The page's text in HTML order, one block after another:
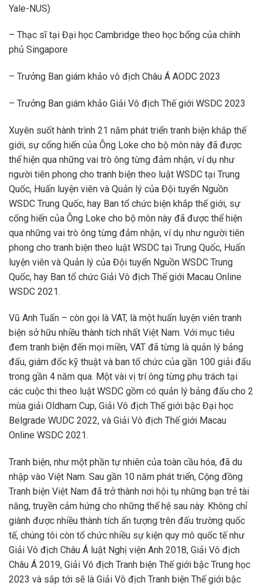
Yale-NUS)
– Thạc sĩ tại Đại học Cambridge theo học bổng của chính
phủ Singapore
– Trưởng Ban giám khảo vô địch Châu Á AODC 2023
– Trưởng Ban giám khảo Giải Vô địch Thế giới WSDC 2023
Xuyên suốt hành trình 21 năm phát triển tranh biện khắp thế
giới, sự cống hiến của Ông Loke cho bộ môn này đã được
thể hiện qua những vai trò ông từng đảm nhận, ví dụ như
người tiên phong cho tranh biện theo luật WSDC tại Trung
Quốc, Huấn luyện viên và Quản lý của Đội tuyển Nguồn
WSDC Trung Quốc, hay Ban tổ chức biện khắp thế giới, sự
cống hiến của Ông Loke cho bộ môn này đã được thể hiện
qua những vai trò ông từng đảm nhận, ví dụ như người tiên
phong cho tranh biện theo luật WSDC tại Trung Quốc, Huấn
luyện viên và Quản lý của Đội tuyển Nguồn WSDC Trung
Quốc, hay Ban tổ chức Giải Vô địch Thế giới Macau Online
WSDC 2021.
Vũ Anh Tuấn – còn gọi là VAT, là một huấn luyện viên tranh
biện sở hữu nhiều thành tích nhất Việt Nam. Với mục tiêu
đem tranh biện đến mọi miền, VAT đã từng là quản lý bảng
đấu, giám đốc kỹ thuật và ban tổ chức của gần 100 giải đấu
trong gần 4 năm qua. Một vài vị trí ông từng phụ trách tại
các cuộc thi theo luật WSDC gồm có quản lý bảng đấu cho 2
mùa giải Oldham Cup, Giải Vô địch Thế giới bậc Đại học
Belgrade WUDC 2022, và Giải Vô địch Thế giới Macau
Online WSDC 2021.
Tranh biện, như một phần tự nhiên của toàn cầu hóa, đã du
nhập vào Việt Nam. Sau gần 10 năm phát triển, Cộng đồng
Tranh biện Việt Nam đã trở thành nơi hội tụ những bạn trẻ tài
năng, truyền cảm hứng cho những thế hệ sau này. Không chỉ
giành được nhiều thành tích ấn tượng trên đấu trường quốc
tế, chúng tôi còn tổ chức nhiều sự kiện quy mô quốc tế như
Giải Vô địch Châu Á luật Nghị viện Anh 2018, Giải Vô địch
Châu Á 2019, Giải Vô địch Tranh biện Thế giới bậc Trung học
2023 và sắp tới sẽ là Giải Vô địch Tranh biện Thế giới bậc